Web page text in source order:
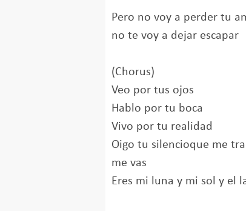
Pero no voy a perder tu
no te voy a dejar escapar
(Chorus)
Veo por tus ojos
Hablo por tu boca
Vivo por tu realidad
Oigo tu silencioque me
me vas
Eres mi luna y mi sol y el